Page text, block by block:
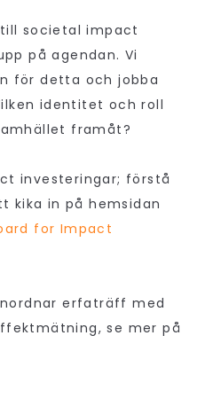
societal impact
på agendan. Vi
för detta och jobba
identitet och roll
framåt?
investeringar; förstå
kika in på hemsidan
for Impact
erfaträff med
se mer på